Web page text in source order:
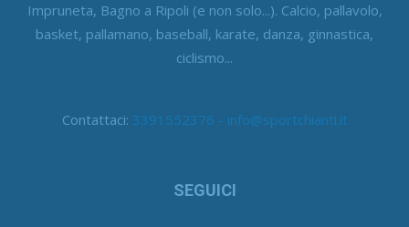
Impruneta, Bagno a Ripoli (e non solo...). Calcio, pallavolo,
basket, pallamano, baseball, karate, danza, ginnastica,
ciclismo...
Contattaci: 3391552376 - info@sportchianti.it
SEGUICI